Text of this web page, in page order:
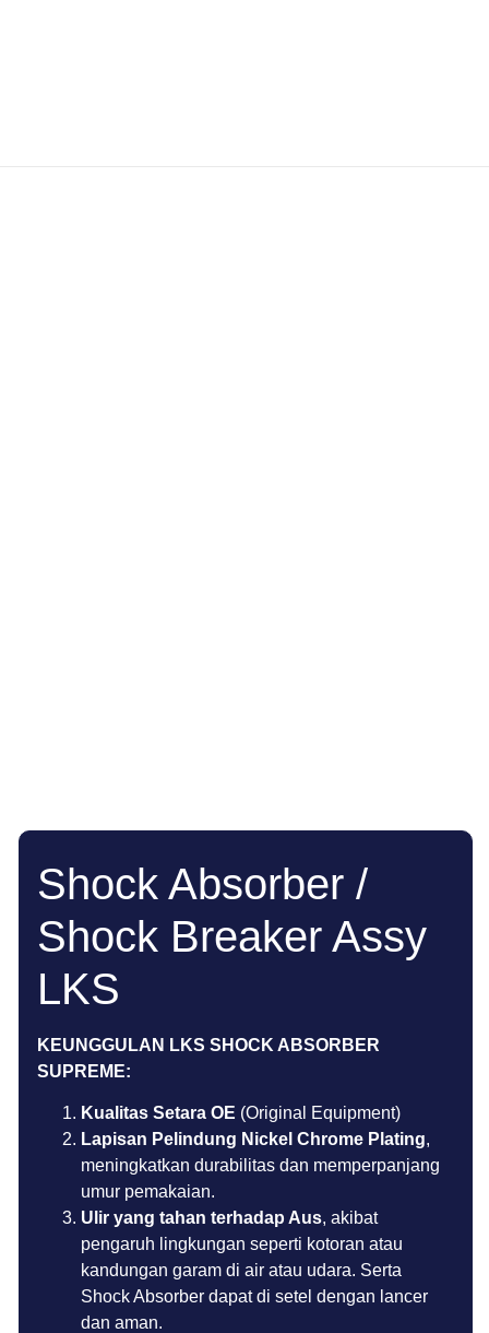
Shock Absorber /
Shock Breaker Assy
LKS
KEUNGGULAN LKS SHOCK ABSORBER
SUPREME:
Kualitas Setara OE (Original Equipment)
Lapisan Pelindung Nickel Chrome Plating,
meningkatkan durabilitas dan memperpanjang
umur pemakaian.
Ulir yang tahan terhadap Aus, akibat
pengaruh lingkungan seperti kotoran atau
kandungan garam di air atau udara. Serta
Shock Absorber dapat di setel dengan lancer
dan aman.